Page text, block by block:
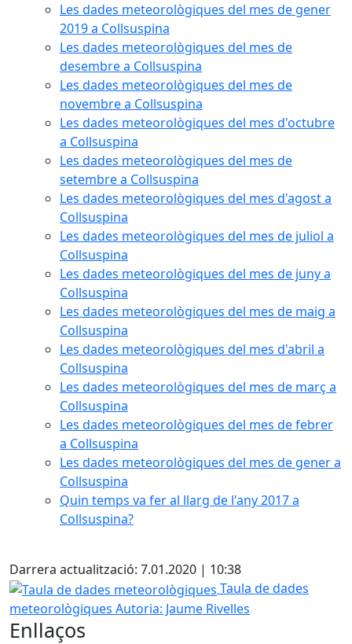
Les dades meteorològiques del mes de gener
2019 a Collsuspina
Les dades meteorològiques del mes de
desembre a Collsuspina
Les dades meteorològiques del mes de
novembre a Collsuspina
Les dades meteorològiques del mes d'octubre
a Collsuspina
Les dades meteorològiques del mes de
setembre a Collsuspina
Les dades meteorològiques del mes d'agost a
Collsuspina
Les dades meteorològiques del mes de juliol a
Collsuspina
Les dades meteorològiques del mes de juny a
Collsuspina
Les dades meteorològiques del mes de maig a
Collsuspina
Les dades meteorològiques del mes d'abril a
Collsuspina
Les dades meteorològiques del mes de març a
Collsuspina
Les dades meteorològiques del mes de febrer
a Collsuspina
Les dades meteorològiques del mes de gener a
Collsuspina
Quin temps va fer al llarg de l'any 2017 a
Collsuspina?
Darrera actualització: 7.01.2020 | 10:38
Taula de dades meteorològiques
Taula de dades
meteorològiques Autoria: Jaume Rivelles
Enllaços